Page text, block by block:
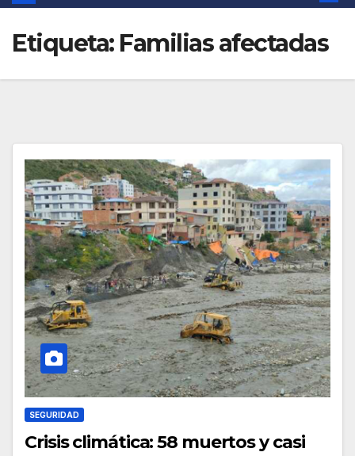
Etiqueta: Familias afectadas
SEGURIDAD
Crisis climática: 58 muertos y casi